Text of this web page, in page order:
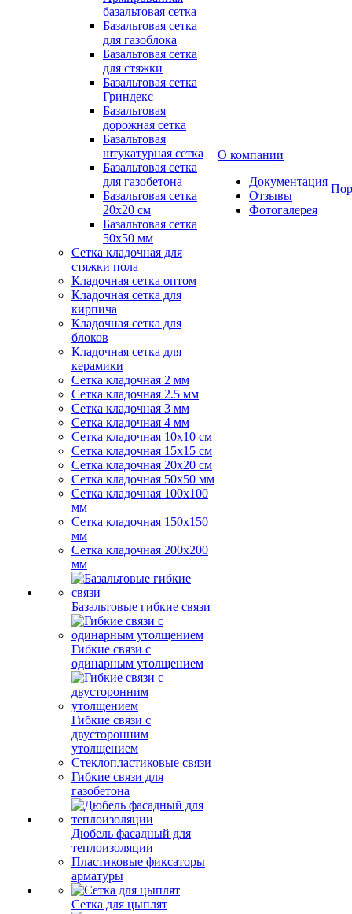
базальтовая сетка
Базальтовая сетка
для газоблока
Базальтовая сетка
для стяжки
Базальтовая сетка
Гриндекс
Базальтовая
дорожная сетка
Базальтовая
штукатурная сетка
Базальтовая сетка
для газобетона
Базальтовая сетка
20x20 см
Базальтовая сетка
50x50 мм
Сетка кладочная для
стяжки пола
Кладочная сетка оптом
Кладочная сетка для
кирпича
Кладочная сетка для
блоков
Кладочная сетка для
керамики
Сетка кладочная 2 мм
Сетка кладочная 2.5 мм
Сетка кладочная 3 мм
Сетка кладочная 4 мм
Сетка кладочная 10x10 см
Сетка кладочная 15x15 см
Сетка кладочная 20x20 см
Сетка кладочная 50x50 мм
Сетка кладочная 100x100
мм
Сетка кладочная 150x150
мм
Сетка кладочная 200x200
мм
Базальтовые гибкие связи
Гибкие связи с
одинарным утолщением
Гибкие связи с
двусторонним
утолщением
Стеклопластиковые связи
Гибкие связи для
газобетона
Дюбель фасадный для
теплоизоляции
Пластиковые фиксаторы
арматуры
Сетка для цыплят
О компании
Документация
Отзывы
Фотогалерея